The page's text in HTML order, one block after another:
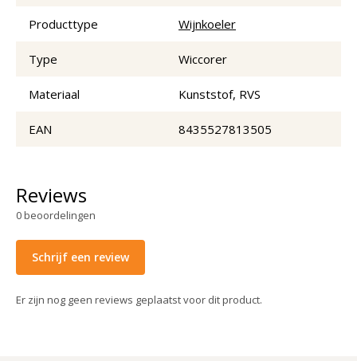
Producttype Wijnkoeler
Type Wiccorer
Materiaal Kunststof, RVS
EAN 8435527813505
Reviews
0beoordelingen
Schrijf een review
Er zijn nog geen reviews geplaatst voor dit product.